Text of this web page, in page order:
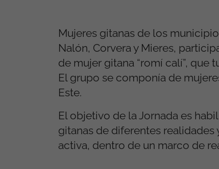
Mujeres gitanas de los
Nalón, Corvera y Mieres,
de mujer gitana “romí calí”, que
El grupo se componía de
Este.
El objetivo de la Jornada es
gitanas de diferentes
activa, dentro de un marco de